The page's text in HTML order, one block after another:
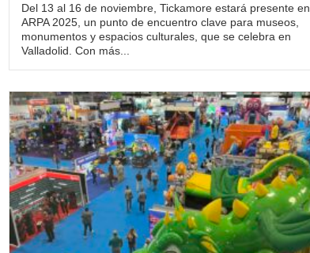
Del 13 al 16 de noviembre, Tickamore estará presente en
ARPA 2025, un punto de encuentro clave para museos,
monumentos y espacios culturales, que se celebra en
Valladolid. Con más...